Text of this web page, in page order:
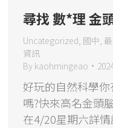
尋找 數*理 金
Uncategorized 國中
資訊
By kaohmingeao
好玩的自然科學
嗎?快來高名金頭
在4/20星期六詳